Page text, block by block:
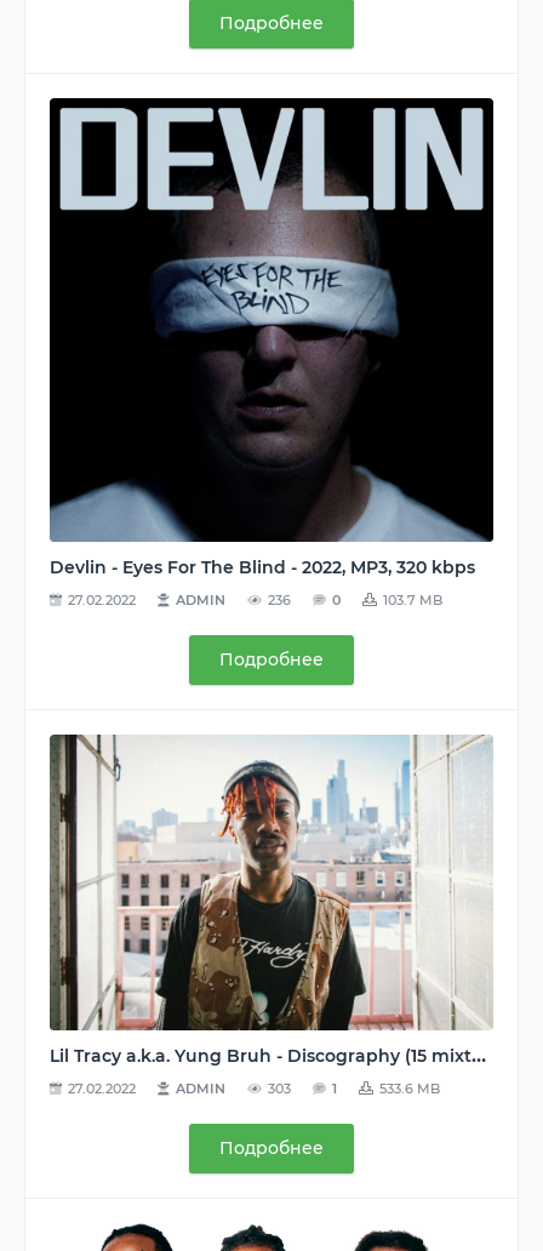
Подробнее
Devlin - Eyes For The Blind - 2022, MP3, 320 kbps
27.02.2022 ADMIN 236 0 103.7 MB
Подробнее
Lil Tracy a.k.a. Yung Bruh - Discography (15 mixtapes, 2 bootlegs) - 2014-2017, MP3, 128-320 kbps
27.02.2022 ADMIN 303 1 533.6 MB
Подробнее